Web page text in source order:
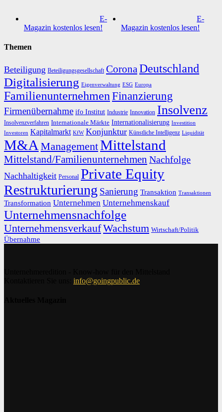
E-
Magazin kostenlos lesen!
E-
Magazin kostenlos lesen!
Themen
Beteiligung Beteiligungsgesellschaft CoronaDeutschland
Digitalisierung Eigenverwaltung ESG Europa
Familienunternehmen Finanzierung
Firmenübernahme ifo Institut Industrie Innovation Insolvenz
Insolvenzverfahren Internationale Märkte Internationalisierung Investition
Investoren Kapitalmarkt KfW Konjunktur Künstliche Intelligenz Liquidität
M&A ManagementMittelstand
Mittelstand/Familienunternehmen Nachfolge
Nachhaltigkeit Personal Private Equity
Restrukturierung Sanierung Transaktion Transaktionen
Transformation Unternehmen Unternehmenskauf
Unternehmensnachfolge
UnternehmensverkaufWachstum Wirtschaft/Politik
Übernahme
info@goingpublic.de